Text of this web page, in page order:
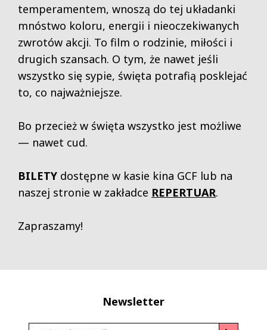
temperamentem, wnoszą do tej układanki
mnóstwo koloru, energii i nieoczekiwanych
zwrotów akcji. To film o rodzinie, miłości i
drugich szansach. O tym, że nawet jeśli
wszystko się sypie, święta potrafią posklejać
to, co najważniejsze.
Bo przecież w święta wszystko jest możliwe
— nawet cud.
BILETY dostępne w kasie kina GCF lub na
naszej stronie w zakładce REPERTUAR.
Zapraszamy!
Newsletter